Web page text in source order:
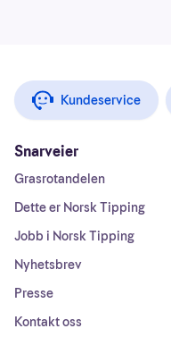
Kundeservice
Snarveier
Grasrotandelen
Dette er Norsk Tipping
Jobb i Norsk Tipping
Nyhetsbrev
Presse
Kontakt oss